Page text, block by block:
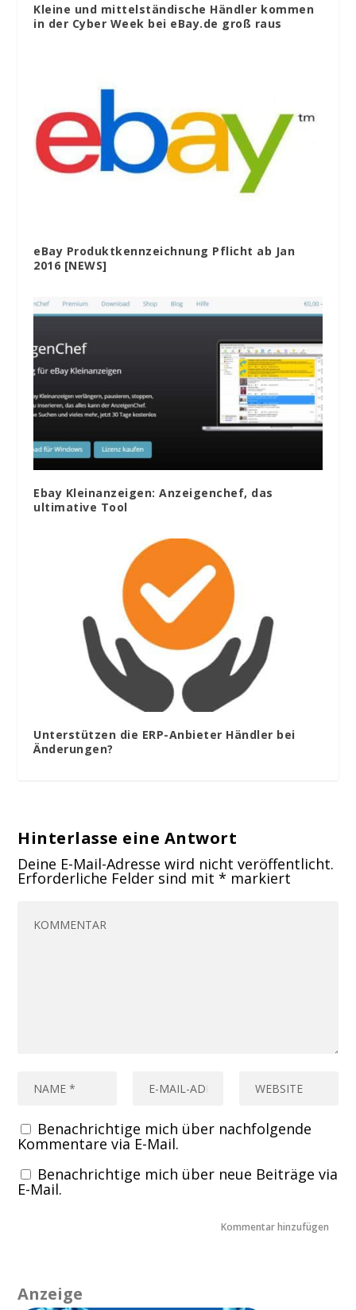
Kleine und mittelständische Händler kommen
in der Cyber Week bei eBay.de groß raus
eBay Produktkennzeichnung Pflicht ab Jan
2016 [NEWS]
Ebay Kleinanzeigen: Anzeigenchef, das
ultimative Tool
Unterstützen die ERP-Anbieter Händler bei
Änderungen?
Hinterlasse eine Antwort
Deine E-Mail-Adresse wird nicht veröffentlicht.
Erforderliche Felder sind mit* markiert
Benachrichtige mich über nachfolgende
Kommentare via E-Mail.
Benachrichtige mich über neue Beiträge via
E-Mail.
Anzeige